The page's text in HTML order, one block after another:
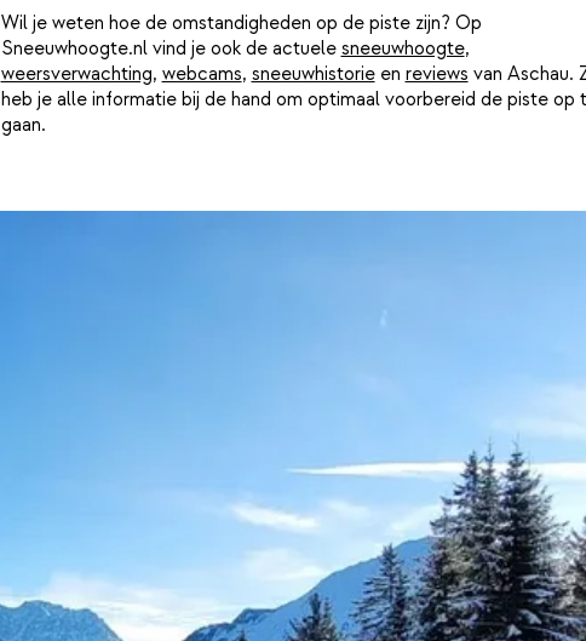
Wil je weten hoe de omstandigheden op de piste zijn? Op
Sneeuwhoogte.nl vind je ook de actuele sneeuwhoogte,
weersverwachting, webcams, sneeuwhistorieen reviews van Aschau.
heb je alle informatie bij de hand om optimaal voorbereid de piste op
gaan.